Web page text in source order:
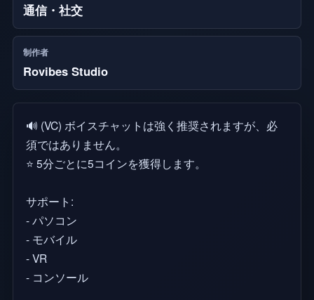
通信・社交
制作者
Rovibes Studio
🔊 (VC) ボイスチャットは強く推奨されますが、必
須ではありません。
⭐ 5分ごとに5コインを獲得します。
サポート:
- パソコン
- モバイル
- VR
- コンソール